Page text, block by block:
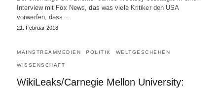
Interview mit Fox News, das was viele Kritiker den USA
vorwerfen, dass…
21. Februar 2018
MAINSTREAMMEDIEN POLITIK WELTGESCHEHEN
WISSENSCHAFT
WikiLeaks/Carnegie Mellon University: